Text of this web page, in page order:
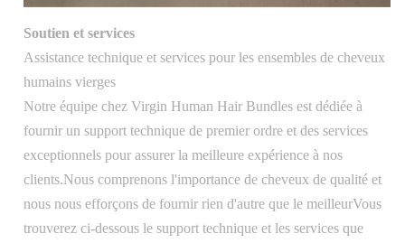
Soutien et services
Assistance technique et services pour les ensembles de cheveux
humains vierges
Notre équipe chez Virgin Human Hair Bundles est dédiée à
fournir un support technique de premier ordre et des services
exceptionnels pour assurer la meilleure expérience à nos
clients.Nous comprenons l'importance de cheveux de qualité et
nous nous efforçons de fournir rien d'autre que le meilleurVous
trouverez ci-dessous le support technique et les services que